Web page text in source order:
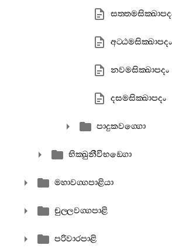
අට‍්ඨමසික‍්ඛාපදං
නවමසික‍්ඛාපදං
දසමසික‍්ඛාපදං
පාදුකවග‍්ගො
භික‍්ඛුනීවිභඞ‍්ගො
මහාවග‍්ගපාළියා
චුල‍්ලවග‍්ගපාළි
පරිවාරපාළි